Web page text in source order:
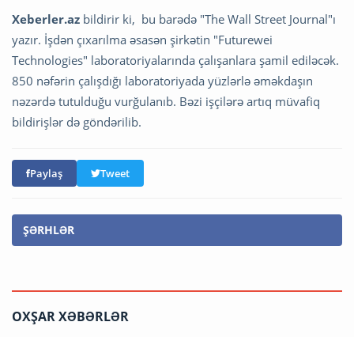
Xeberler.az bildirir ki, bu barədə "The Wall Street Journal"ı
yazır. İşdən çıxarılma əsasən şirkətin "Futurewei
Technologies" laboratoriyalarında çalışanlara şamil ediləcək.
850 nəfərin çalışdığı laboratoriyada yüzlərlə əməkdaşın
nəzərdə tutulduğu vurğulanıb. Bəzi işçilərə artıq müvafiq
bildirişlər də göndərilib.
Paylaş Tweet
ŞƏRHLƏR
OXŞAR XƏBƏRLƏR